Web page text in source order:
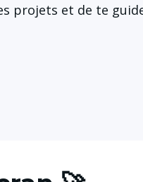
projets et de te